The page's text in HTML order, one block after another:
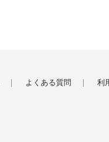
よくある質問 利